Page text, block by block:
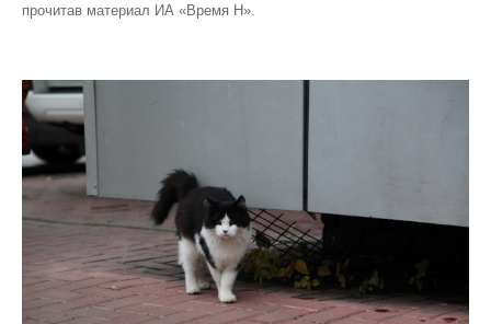
прочитав материал ИА «Время Н».